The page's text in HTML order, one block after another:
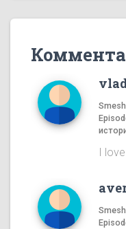
I